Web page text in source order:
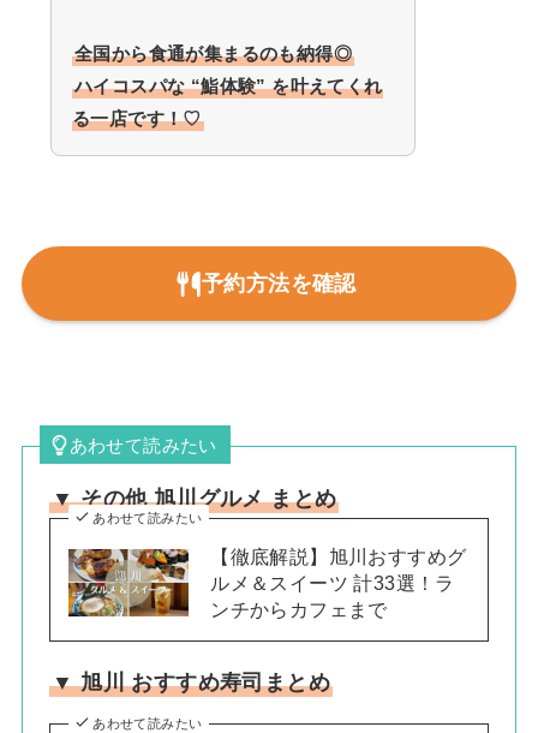
全国から食通が集まるのも納得◎
ハイコスパな “鮨体験”を叶えてくれ
る一店です！♡
予約方法を確認
あわせて読みたい
▼ その他 旭川グルメ まとめ
あわせて読みたい
【徹底解説】旭川おすすめグ
ルメ＆スイーツ 計33選！ラ
ンチからカフェまで
▼ 旭川 おすすめ寿司まとめ
あわせて読みたい